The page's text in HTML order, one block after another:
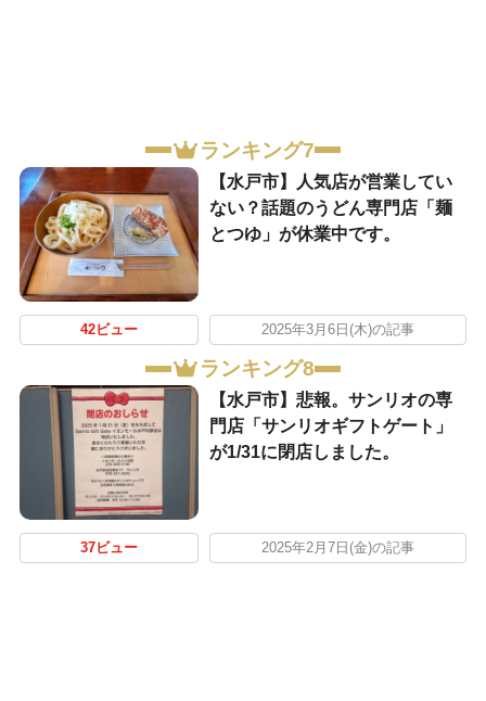
ランキング7
【水戸市】人気店が営業してい
ない？話題のうどん専門店「麺
とつゆ」が休業中です。
42ビュー 2025年3月6日(木)の記事
ランキング8
【水戸市】悲報。サンリオの専
門店「サンリオギフトゲート」
が1/31に閉店しました。
37ビュー 2025年2月7日(金)の記事